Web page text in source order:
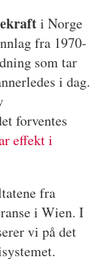
i Norge
fra 1970-
som tar
i dag.
forventes
effekt i
fra
i Wien. I
vi på det